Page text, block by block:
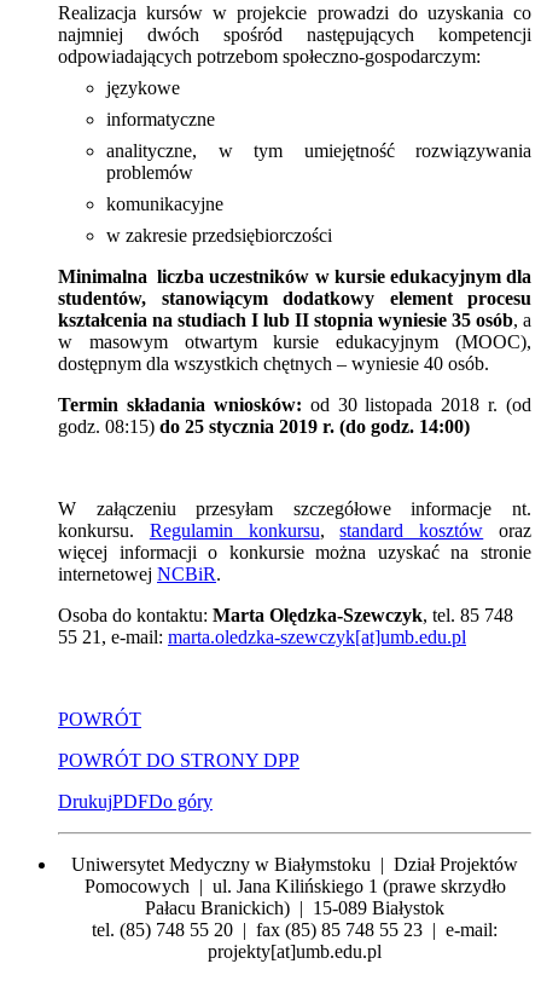
Realizacja kursów w projekcie prowadzi do uzyskania co
najmniej dwóch spośród następujących kompetencji
odpowiadających potrzebom społeczno-gospodarczym:
językowe
informatyczne
analityczne, w tym umiejętność rozwiązywania
problemów
komunikacyjne
w zakresie przedsiębiorczości
Minimalna liczba uczestników w kursie edukacyjnym dla
studentów, stanowiącym dodatkowy element procesu
kształcenia na studiach I lub II stopnia wyniesie 35 osób, a
w masowym otwartym kursie edukacyjnym (MOOC),
dostępnym dla wszystkich chętnych – wyniesie 40 osób.
Termin składania wniosków: od 30 listopada 2018 r. (od
godz. 08:15) do 25 stycznia 2019 r. (do godz. 14:00)
W załączeniu przesyłam szczegółowe informacje nt.
konkursu.
Regulamin konkursu,standard kosztów oraz
więcej informacji o konkursie można uzyskać na stronie
internetowej NCBiR.
Osoba do kontaktu: Marta Olędzka-Szewczyk, tel. 85 748
55 21 , e-mail: marta.oledzka-szewczyk[at]umb.edu.pl
POWRÓT
POWRÓT DO STRONY DPP
DrukujPDFDo góry
Uniwersytet Medyczny w Białymstoku | Dział Projektów
Pomocowych | ul. Jana Kilińskiego 1 (prawe skrzydło
Pałacu Branickich) | 15-089 Białystok
tel. (85) 748 55 20 | fax (85) 85 748 55 23 | e-mail:
projekty[at]umb.edu.pl